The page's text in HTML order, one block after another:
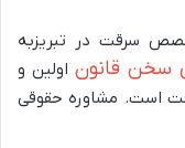
سرقت در تبریزبه
سخن قانوناولین و
است. مشاوره حقوقی